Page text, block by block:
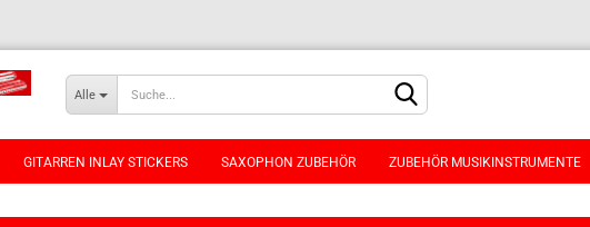
Alle
GITARREN INLAY STICKERS SAXOPHON ZUBEHÖR ZUBEHÖR MUSIKINSTRUMENTE